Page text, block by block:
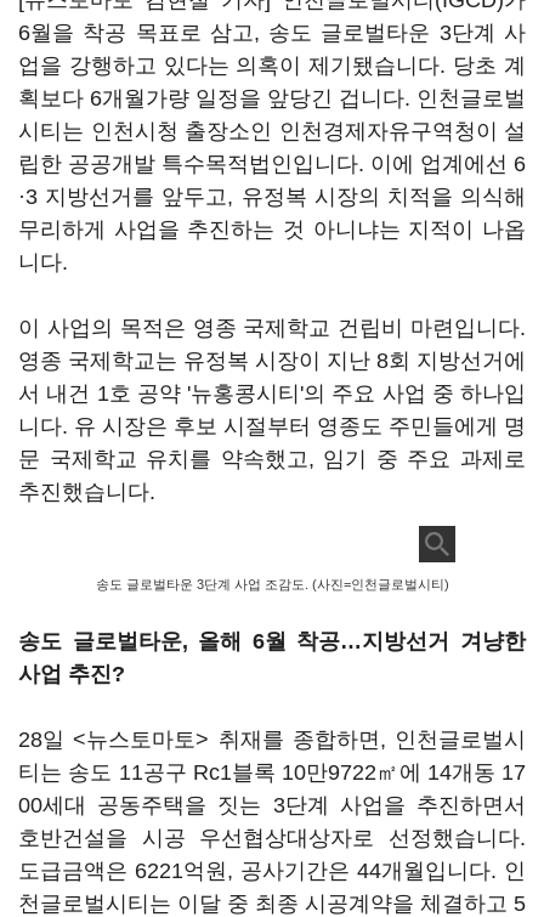
6월을 착공 목표로 삼고, 송도 글로벌타운 3단계 사
업을 강행하고 있다는 의혹이 제기됐습니다. 당초 계
획보다 6개월가량 일정을 앞당긴 겁니다. 인천글로벌
시티는 인천시청 출장소인 인천경제자유구역청이 설
립한 공공개발 특수목적법인입니다. 이에 업계에선 6
·3 지방선거를 앞두고, 유정복 시장의 치적을 의식해
무리하게 사업을 추진하는 것 아니냐는 지적이 나옵
니다.
이 사업의 목적은 영종 국제학교 건립비 마련입니다.
영종 국제학교는 유정복 시장이 지난 8회 지방선거에
서 내건 1호 공약 '뉴홍콩시티'의 주요 사업 중 하나입
니다. 유 시장은 후보 시절부터 영종도 주민들에게 명
문 국제학교 유치를 약속했고, 임기 중 주요 과제로
추진했습니다.
송도 글로벌타운 3단계 사업 조감도. (사진=인천글로벌시티)
송도 글로벌타운, 올해 6월 착공…지방선거 겨냥한
사업 추진?
28일 <뉴스토마토> 취재를 종합하면, 인천글로벌시
티는 송도 11공구 Rc1블록 10만9722㎡에 14개동 17
00세대 공동주택을 짓는 3단계 사업을 추진하면서
호반건설을 시공 우선협상대상자로 선정했습니다.
도급금액은 6221억원, 공사기간은 44개월입니다. 인
천글로벌시티는 이달 중 최종 시공계약을 체결하고 5